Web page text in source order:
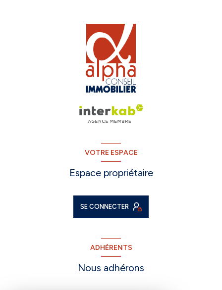
VOTRE ESPACE
Espace propriétaire
SE CONNECTER
ADHÉRENTS
Nous adhérons